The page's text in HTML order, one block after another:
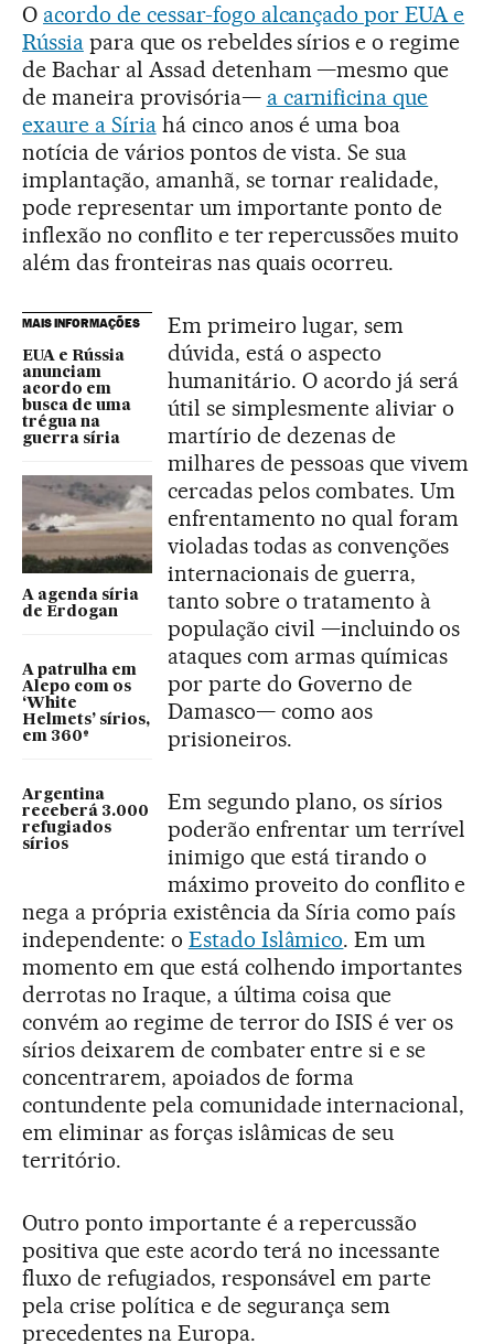
O acordo de cessar-fogo alcançado por EUA e
Rússiapara que os rebeldes sírios e o regime
de Bachar al Assad detenham —mesmo que
de maneira provisória— a carnificina que
exaure a Síriahá cinco anos é uma boa
notícia de vários pontos de vista. Se sua
implantação, amanhã, se tornar realidade,
pode representar um importante ponto de
inflexão no conflito e ter repercussões muito
além das fronteiras nas quais ocorreu.
MAIS INFORMAÇÕES
EUA e Rússia
anunciam
acordo em
busca de uma
trégua na
guerra síria
A agenda síria
de Erdogan
A patrulha em
Alepo com os
‘White
Helmets’ sírios,
em 360º
Argentina
receberá 3.000
refugiados
sírios
Em primeiro lugar, sem
dúvida, está o aspecto
humanitário. O acordo já será
útil se simplesmente aliviar o
martírio de dezenas de
milhares de pessoas que vivem
cercadas pelos combates. Um
enfrentamento no qual foram
violadas todas as convenções
internacionais de guerra,
tanto sobre o tratamento à
população civil —incluindo os
ataques com armas químicas
por parte do Governo de
Damasco— como aos
prisioneiros.
Em segundo plano, os sírios
poderão enfrentar um terrível
inimigo que está tirando o
máximo proveito do conflito e
nega a própria existência da Síria como país
independente: o Estado Islâmico. Em um
momento em que está colhendo importantes
derrotas no Iraque, a última coisa que
convém ao regime de terror do ISIS é ver os
sírios deixarem de combater entre si e se
concentrarem, apoiados de forma
contundente pela comunidade internacional,
em eliminar as forças islâmicas de seu
território.
Outro ponto importante é a repercussão
positiva que este acordo terá no incessante
fluxo de refugiados, responsável em parte
pela crise política e de segurança sem
precedentes na Europa.